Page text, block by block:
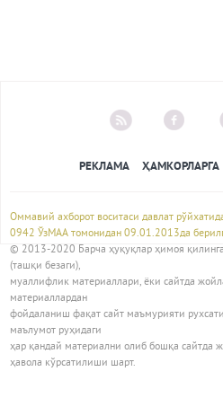
РЕКЛАМА ҲАМКОРЛАРГА
Оммавий ахборот воситаси давлат
0942 ЎзМАА томонидан 09.01.2013да
© 2013-2020 Барча ҳуқуқлар ҳимоя
(ташқи безаги),
муаллифлик материаллари, ёки сайтда
материаллардан
фойдаланиш фақат сайт маъмурияти
маълумот руҳидаги
ҳар қандай материални олиб бошқа сайтда
ҳавола кўрсатилиши шарт.